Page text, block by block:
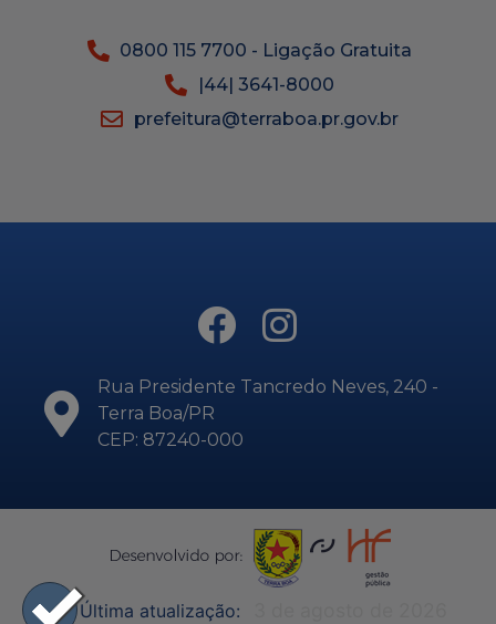
0800 115 7700 - Ligação Gratuita
|44| 3641-8000
prefeitura@terraboa.pr.gov.br
Rua Presidente Tancredo Neves, 240 -
Terra Boa/PR
CEP: 87240-000
Última atualização: